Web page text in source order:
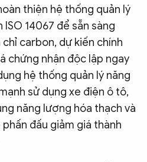
thiện hệ thống quản lý
14067 để sẵn sàng
carbon, dự kiến chính
chứng nhận độc lập ngay
hệ thống quản lý năng
sử dụng xe điện ô tô,
năng lượng hóa thạch và
đấu giảm giá thành